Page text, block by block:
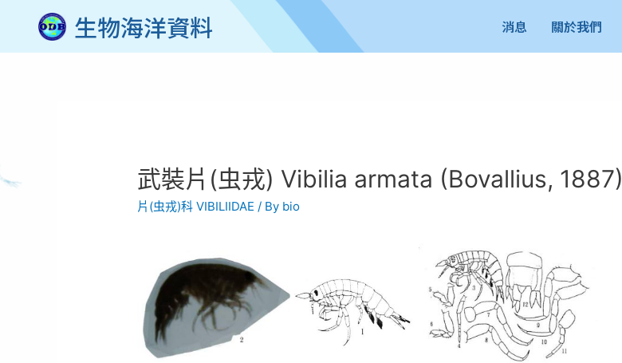
生物海洋資料 消息 關於我們
武裝片(虫戎) Vibilia armata (Bovallius, 1887)
片(虫戎)科 VIBILIIDAE / By bio